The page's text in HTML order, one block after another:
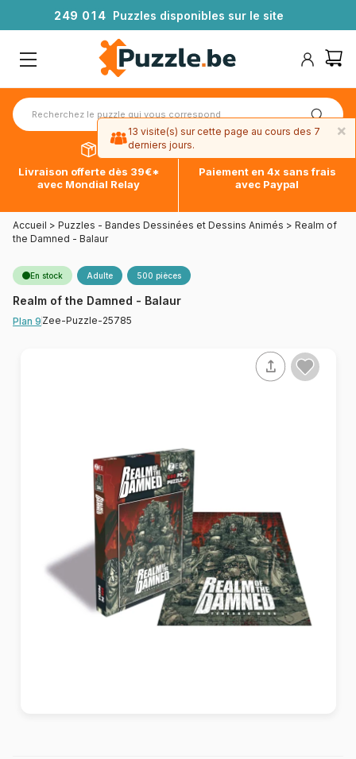
249 01 4 Puzzles disponibles sur le site
Livraison offerte dès 39€*
avec Mondial Relay
Paiement en 4x sans frais
avec Paypal
Accueil > Puzzles - Bandes Dessinées et Dessins Animés > Realm of
the Damned - Balaur
En stock Adulte 500 pièces
Realm of the Damned - Balaur
Plan 9 Zee-Puzzle-25785
×
13 visite(s) sur cette page au cours des 7
derniers jours.